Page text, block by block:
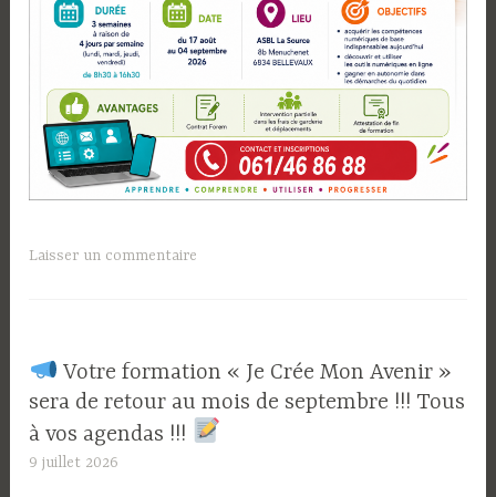
Laisser un commentaire
​ Votre formation « Je Crée Mon Avenir »
sera de retour au mois de septembre !!! Tous
à vos agendas !!!
9 juillet 2026